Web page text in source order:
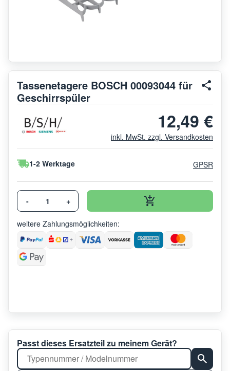
Tassenetagere BOSCH 00093044 für
Geschirrspüler
12,49 €
inkl. MwSt. zzgl. Versandkosten
1-2 Werktage GPSR
- +
weitere Zahlungsmöglichkeiten:
Passt dieses Ersatzteil zu meinem Gerät?